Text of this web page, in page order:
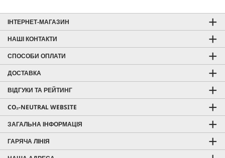
ІНТЕРНЕТ-МАГАЗИН
НАШІ КОНТАКТИ
СПОСОБИ ОПЛАТИ
ДОСТАВКА
ВІДГУКИ ТА РЕЙТИНГ
CO₂-NEUTRAL WEBSITE
ЗАГАЛЬНА ІНФОРМАЦІЯ
ГАРЯЧА ЛІНІЯ